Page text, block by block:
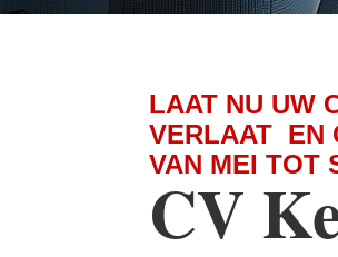
LAAT NU UW
VERLAAT EN
VAN MEI TOT
CV